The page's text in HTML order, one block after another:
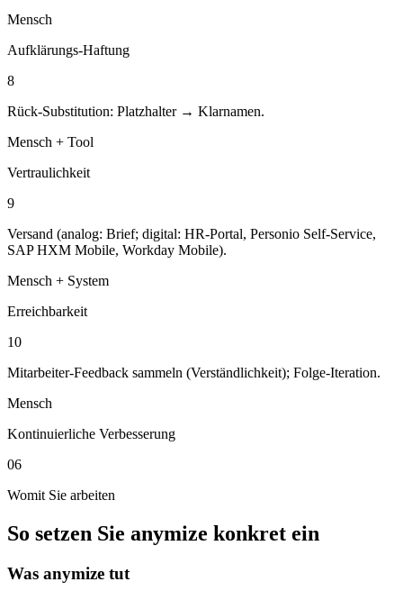
Mensch
Aufklärungs-Haftung
8
Rück-Substitution: Platzhalter → Klarnamen.
Mensch + Tool
Vertraulichkeit
9
Versand (analog: Brief; digital: HR-Portal, Personio Self-Service,
SAP HXM Mobile, Workday Mobile).
Mensch + System
Erreichbarkeit
10
Mitarbeiter-Feedback sammeln (Verständlichkeit); Folge-Iteration.
Mensch
Kontinuierliche Verbesserung
06
Womit Sie arbeiten
So setzen Sie anymize konkret ein
Was anymize tut